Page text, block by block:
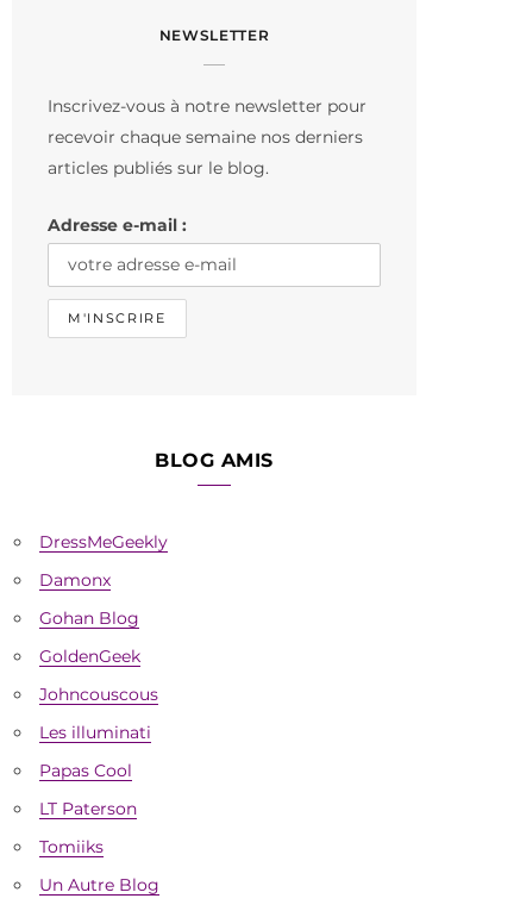
e
o
t
r
m
T
NEWSLETTER
Inscrivez-vous à notre newsletter pour
recevoir chaque semaine nos derniers
articles publiés sur le blog.
Adresse e-mail :
BLOG AMIS
DressMeGeekly
Damonx
Gohan Blog
GoldenGeek
Johncouscous
Les illuminati
Papas Cool
LT Paterson
Tomiiks
Un Autre Blog